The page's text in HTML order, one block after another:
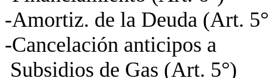
-Amortiz. de la Deuda
-Cancelación anticipos a
Subsidios de Gas